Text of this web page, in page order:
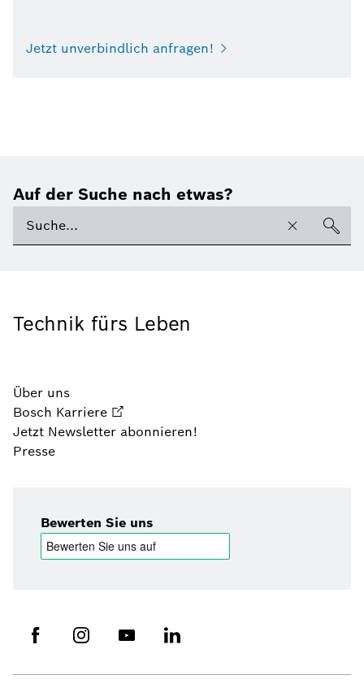
Jetzt unverbindlich anfragen!
Auf der Suche nach etwas?
Technik fürs Leben
Über uns
Bosch Karriere
Jetzt Newsletter abonnieren!
Presse
Bewerten Sie uns